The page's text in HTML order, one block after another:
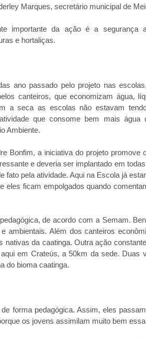
Marques, secretário municipal de
importante da ação é a segurança
e hortaliças.
ano passado pelo projeto nas
canteiros, que economizam água,
a seca as escolas não estavam
que consome bem mais água
Ambiente.
Bonfim, a iniciativa do projeto promove
e deveria ser implantado em
fato pela atividade. Aqui na Escola já
eles ficam empolgados quando
de acordo com a Semam.
ambientais. Além dos canteiros
nativas da caatinga. Outra ação
em Crateús, a 50km da sede. Duas
do bioma caatinga.
forma pedagógica. Assim, eles
os jovens assimilam muito bem